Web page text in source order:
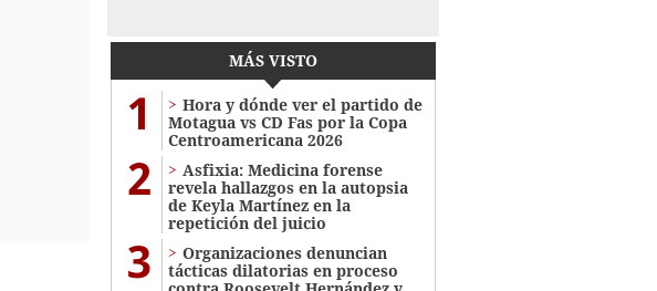
MÁS VISTO
1
Hora y dónde ver el partido de
Motagua vs CD Fas por la Copa
Centroamericana 2026
2
Asfixia: Medicina forense
revela hallazgos en la autopsia
de Keyla Martínez en la
repetición del juicio
3
Organizaciones denuncian
tácticas dilatorias en proceso